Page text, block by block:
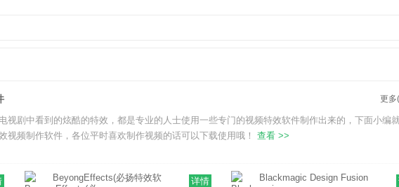
更多
视剧中看到的炫酷的特效，都是专业的人士使用一些专门的视频特效软件制作出来的，下面小编
视频制作软件，各位平时喜欢制作视频的话可以下载使用哦！ 查看 >>
BeyongEffects(必扬特效软
详情
Blackmagic Design Fusion